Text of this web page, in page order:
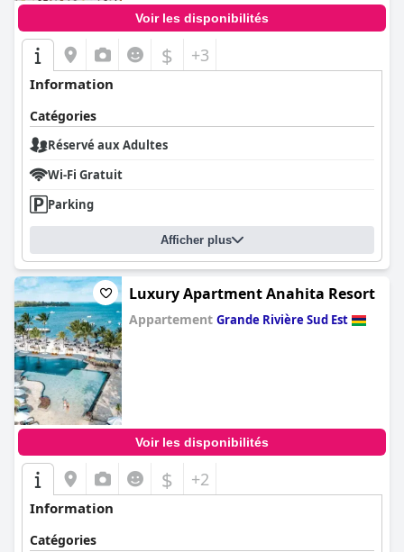
Voir les disponibilités
$ +3
Information
Catégories
Réservé aux Adultes
Wi-Fi Gratuit
Parking
Afficher plus
Luxury Apartment Anahita Resort
Appartement Grande Rivière Sud Est
Voir les disponibilités
$ +2
Information
Catégories